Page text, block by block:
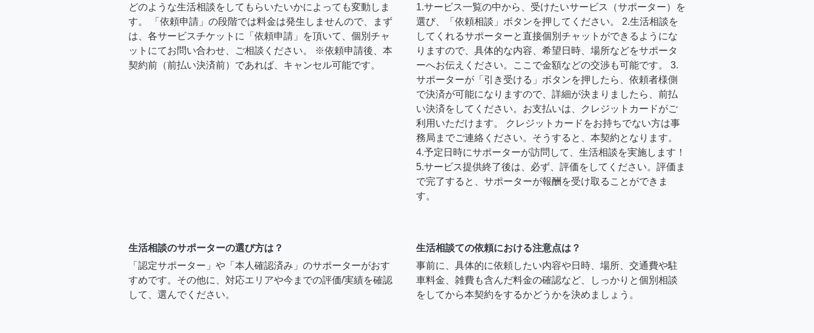
どのような生活相談をしてもらいたいかによっても変動しま
す。 「依頼申請」の段階では料金は発生しませんので、まず
は、各サービスチケットに「依頼申請」を頂いて、個別チャ
ットにてお問い合わせ、ご相談ください。 ※依頼申請後、本
契約前（前払い決済前）であれば、キャンセル可能です。
1.サービス一覧の中から、受けたいサービス（サポーター）を
選び、「依頼相談」ボタンを押してください。 2.生活相談を
してくれるサポーターと直接個別チャットができるようにな
りますので、具体的な内容、希望日時、場所などをサポータ
ーへお伝えください。ここで金額などの交渉も可能です。 3.
サポーターが「引き受ける」ボタンを押したら、依頼者様側
で決済が可能になりますので、詳細が決まりましたら、前払
い決済をしてください。お支払いは、クレジットカードがご
利用いただけます。 クレジットカードをお持ちでない方は事
務局までご連絡ください。そうすると、本契約となります。
4.予定日時にサポーターが訪問して、生活相談を実施します！
5.サービス提供終了後は、必ず、評価をしてください。評価ま
で完了すると、サポーターが報酬を受け取ることができま
す。
生活相談のサポーターの選び方は？
「認定サポーター」や「本人確認済み」のサポーターがおす
すめです。その他に、対応エリアや今までの評価/実績を確認
して、選んでください。
生活相談ての依頼における注意点は？
事前に、具体的に依頼したい内容や日時、場所、交通費や駐
車料金、雑費も含んだ料金の確認など、しっかりと個別相談
をしてから本契約をするかどうかを決めましょう。